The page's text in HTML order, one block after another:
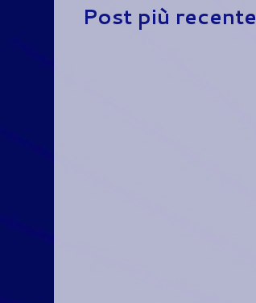
Post più recente